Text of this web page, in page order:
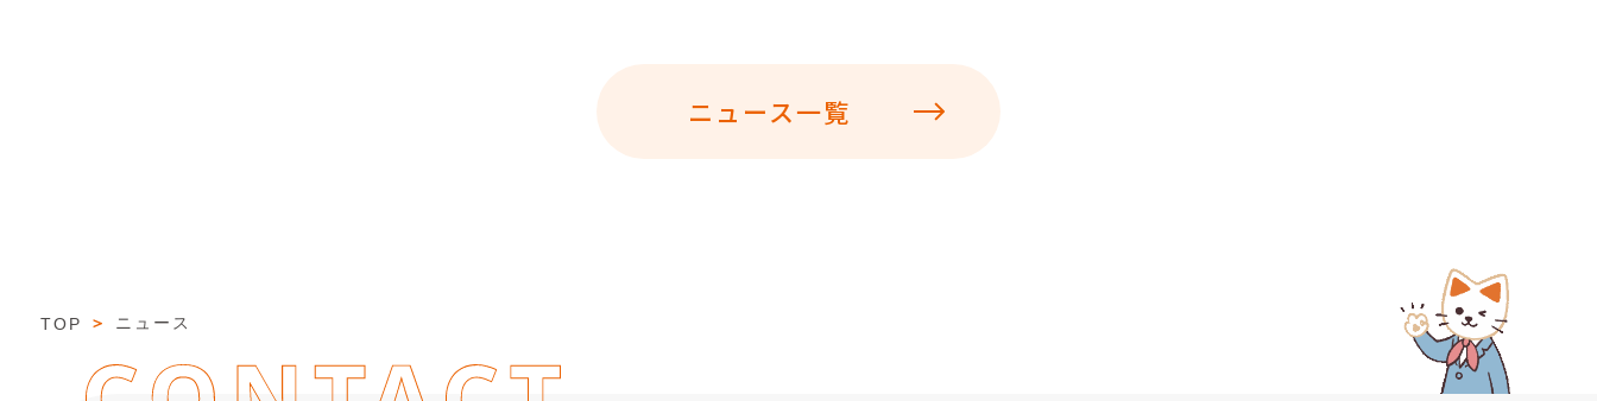
ニュース一覧
TOP ＞ ニュース